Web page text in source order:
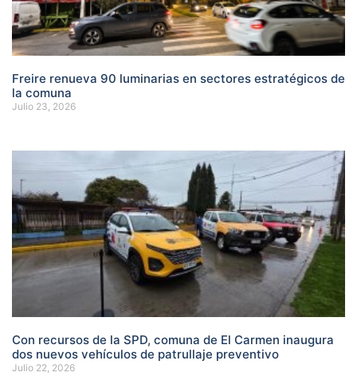
Freire renueva 90 luminarias en sectores estratégicos de
la comuna
Julio 23, 2026
Con recursos de la SPD, comuna de El Carmen inaugura
dos nuevos vehículos de patrullaje preventivo
Julio 22, 2026